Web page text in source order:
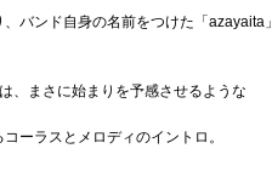
バンド自身の名前をつけた「azayaita」
、まさに始まりを予感させるような
ーラスとメロディのイントロ。